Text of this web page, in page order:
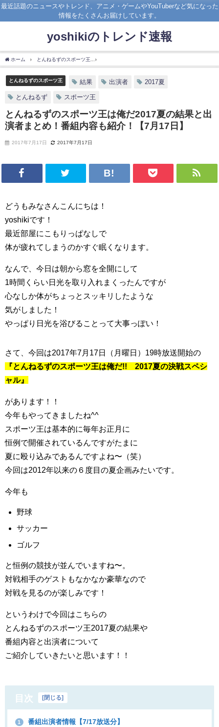
最近話題のニュースやトレンド、アニメ・ゲームやYouTuberなど気になった
情報をたくさんお届けしています。
yoshikiのトレンド速報
ホーム とんねるずのスポーツ王
とんねるずのスポーツ王 結果 出演者 2017夏
とんねるず スポーツ王
とんねるずのスポーツ王は俺だ2017夏の結果と出
演者まとめ！番組内容も紹介！【7月17日】
2017年7月17日 2017年7月17日
どうもみなさんこんにちは！
yoshikiです！
最近部屋にこもりっぱなしで
体が疲れてしまうのかすぐ眠くなります。
なんで、今日は朝から窓を全開にして
1時間くらい日光を取り入れまくったんですが
心なしか体がちょっとスッキリしたような
気がしました！
やっぱり日光を浴びることって大事っぽい！
さて、今回は2017年7月17日（月曜日）19時放送開始の
『とんねるずのスポーツ王は俺だ!! 2017夏の決戦スペシ
ャル』
があります！！
今年もやってきましたね^^
スポーツ王は基本的に毎年お正月に
恒例で開催されているんですがたまに
夏に殴り込みであるんですよね〜（笑）
今回は2012年以来の６度目の夏企画みたいです。
今年も
野球
サッカー
ゴルフ
と恒例の競技が並んでいますね〜。
対戦相手のゲストもなかなか豪華なので
対戦を見るのが楽しみです！
というわけで今回はこちらの
とんねるずのスポーツ王2017夏の結果や
番組内容と出演者について
ご紹介していきたいと思います！！
目次 [閉じる]
1 番組出演者情報【7/17放送分】